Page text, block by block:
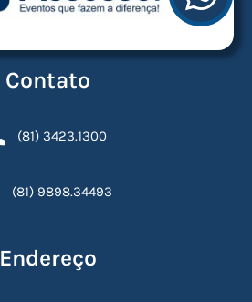
Contato
(81) 3423.1300
(81) 9898.34493
Endereço